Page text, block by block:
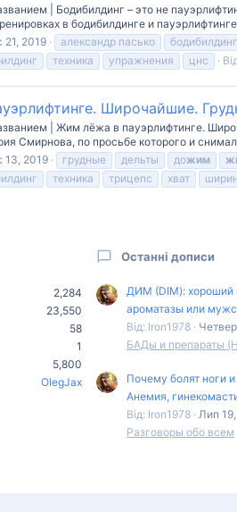
| Бодибилдинг – это не
в бодибилдинге и
21, 2019 александр пасько бодибилдинг
техника упражнения цнс
Широчайшие.
| Жим лёжа в пауэрлифтинге.
Смирнова, по просьбе которого и
13, 2019 грудные дельты дожим
техника трицепс хват
2,284
23,550
58
1
5,800
OlegJax
Останні дописи
ДИМ (DIM): хороший
ароматазы или
Від: Iron1978
БАДы и препараты
Почему болят ноги
Анемия,
Від: Iron1978 Лип
Разговоры обо всем